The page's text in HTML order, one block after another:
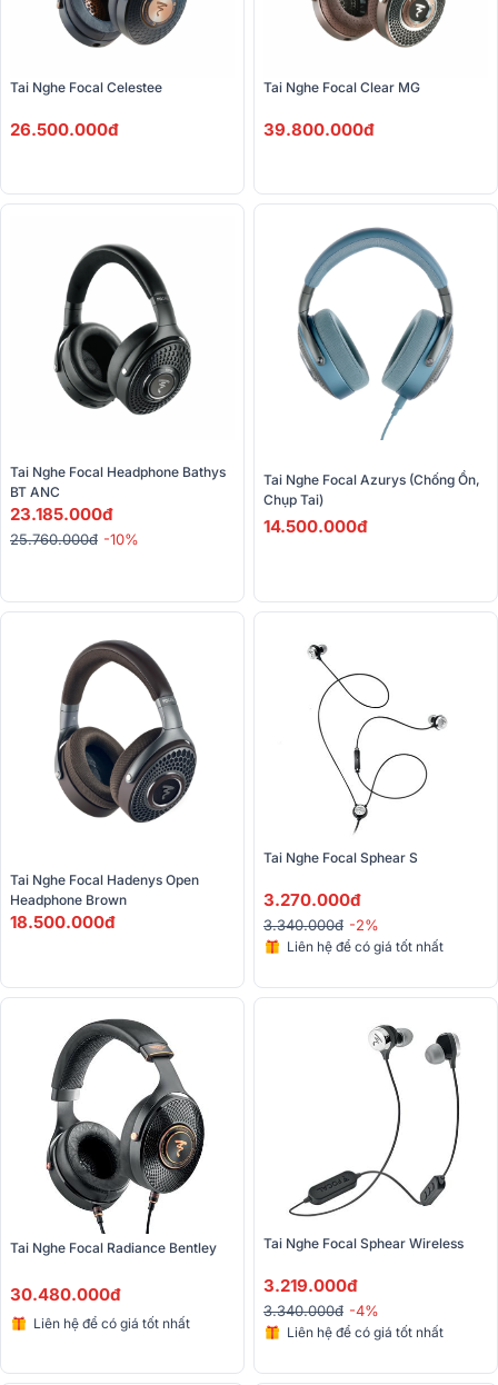
Tai Nghe Focal Celestee
26.500.000đ
Tai Nghe Focal Clear MG
39.800.000đ
Tai Nghe Focal Headphone Bathys
23.185.000đ
25.760.000đ -10%
Tai Nghe Focal Azurys (Chống Ồn,
Chụp Tai)
14.500.000đ
Tai Nghe Focal Hadenys Open
Headphone Brown
18.500.000đ
Tai Nghe Focal Sphear S
3.270.000đ
3.340.000đ -2%
Liên hệ để có giá tốt nhất
Tai Nghe Focal Radiance Bentley
30.480.000đ
Liên hệ để có giá tốt nhất
Tai Nghe Focal Sphear Wireless
3.219.000đ
3.340.000đ -4%
Liên hệ để có giá tốt nhất